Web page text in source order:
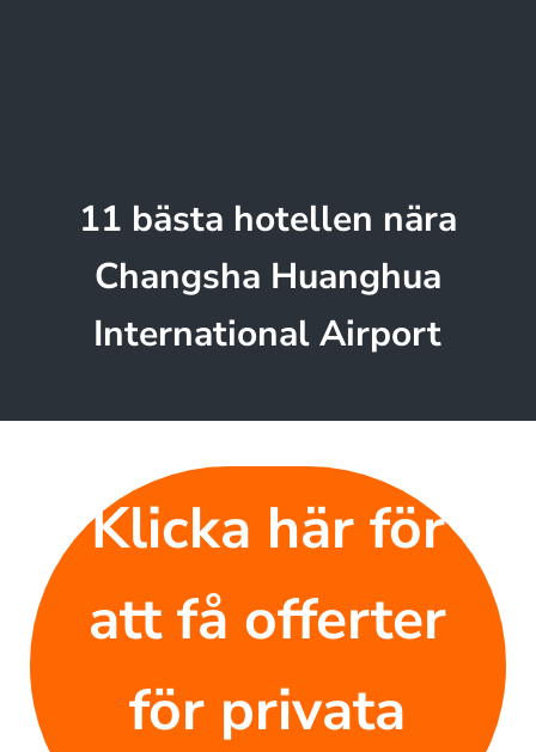
11 bästa hotellen nära
Changsha Huanghua
International Airport
Klicka här för
att få offerter
för privata